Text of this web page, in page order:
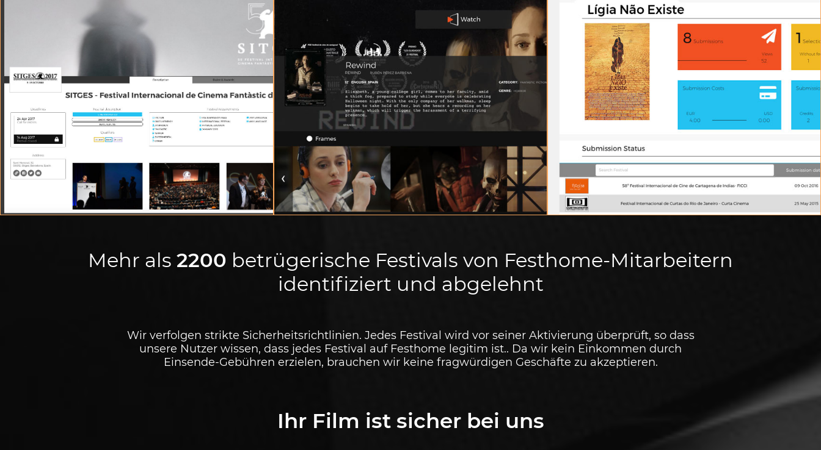
Streaming-Qualität
Mehr als 2200 betrügerische Festivals von Festhome-Mitarbeitern
identifiziert und abgelehnt
Wir verfolgen strikte Sicherheitsrichtlinien. Jedes Festival wird vor seiner Aktivierung überprüft, so dass
unsere Nutzer wissen, dass jedes Festival auf Festhome legitim ist.. Da wir kein Einkommen durch
Einsende-Gebühren erzielen, brauchen wir keine fragwürdigen Geschäfte zu akzeptieren.
Ihr Film ist sicher bei uns